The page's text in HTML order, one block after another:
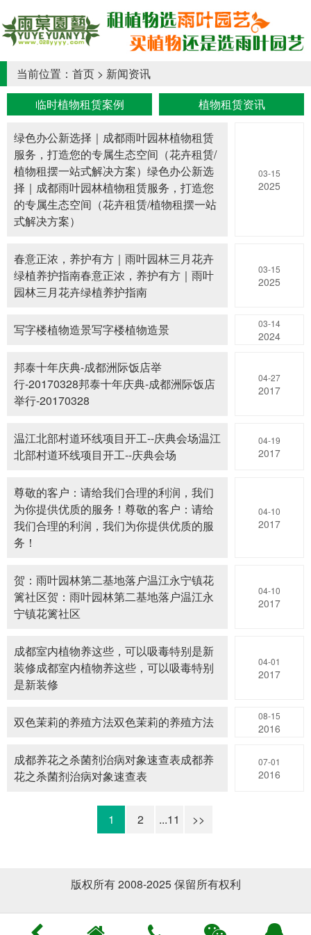
当前位置： 首页 > 新闻资讯
临时植物租赁案例
植物租赁资讯
绿色办公新选择｜成都雨叶园林植物租赁
服务，打造您的专属生态空间（花卉租赁/
植物租摆一站式解决方案）绿色办公新选
择｜成都雨叶园林植物租赁服务，打造您
的专属生态空间（花卉租赁/植物租摆一站
式解决方案）
03-15
2025
春意正浓，养护有方｜雨叶园林三月花卉
绿植养护指南春意正浓，养护有方｜雨叶
园林三月花卉绿植养护指南
03-15
2025
写字楼植物造景写字楼植物造景 03-14
2024
邦泰十年庆典-成都洲际饭店举
行-20170328邦泰十年庆典-成都洲际饭店
举行-20170328
04-27
2017
温江北部村道环线项目开工--庆典会场温江
北部村道环线项目开工--庆典会场
04-19
2017
尊敬的客户：请给我们合理的利润，我们
为你提供优质的服务！尊敬的客户：请给
我们合理的利润，我们为你提供优质的服
务！
04-10
2017
贺：雨叶园林第二基地落户温江永宁镇花
篱社区贺：雨叶园林第二基地落户温江永
宁镇花篱社区
04-10
2017
成都室内植物养这些，可以吸毒特别是新
装修成都室内植物养这些，可以吸毒特别
是新装修
04-01
2017
双色茉莉的养殖方法双色茉莉的养殖方法 08-15
2016
成都养花之杀菌剂治病对象速查表成都养
花之杀菌剂治病对象速查表
07-01
2016
1 2 ...11 >>
版权所有 2008-2025 保留所有权利